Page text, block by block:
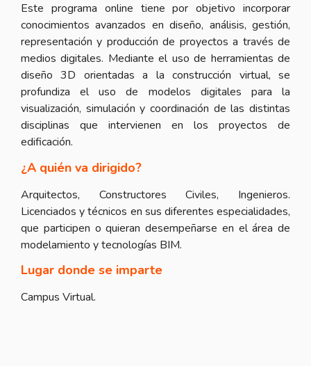
Este programa online tiene por objetivo incorporar
conocimientos avanzados en diseño, análisis, gestión,
representación y producción de proyectos a través de
medios digitales. Mediante el uso de herramientas de
diseño 3D orientadas a la construcción virtual, se
profundiza el uso de modelos digitales para la
visualización, simulación y coordinación de las distintas
disciplinas que intervienen en los proyectos de
edificación.
¿A quién va dirigido?
Arquitectos, Constructores Civiles, Ingenieros.
Licenciados y técnicos en sus diferentes especialidades,
que participen o quieran desempeñarse en el área de
modelamiento y tecnologías BIM.
Lugar donde se imparte
Campus Virtual.